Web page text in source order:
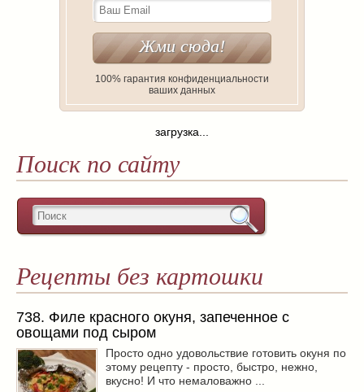
100% гарантия конфиденциальности
ваших данных
загрузка...
Поиск по сайту
Рецепты без картошки
738. Филе красного окуня, запеченное с
овощами под сыром
Просто одно удовольствие готовить окуня по
этому рецепту - просто, быстро, нежно,
вкусно! И что немаловажно ...